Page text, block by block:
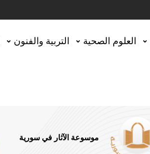
العلوم الصحية التربية والفنون
موسوعة الآثار في سورية